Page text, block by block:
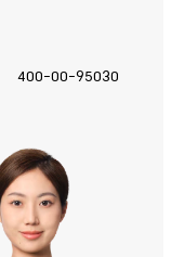
400-00-95030